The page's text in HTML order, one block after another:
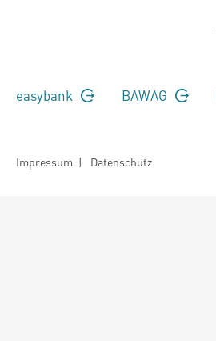
easybank BAWAG
Impressum | Datenschutz